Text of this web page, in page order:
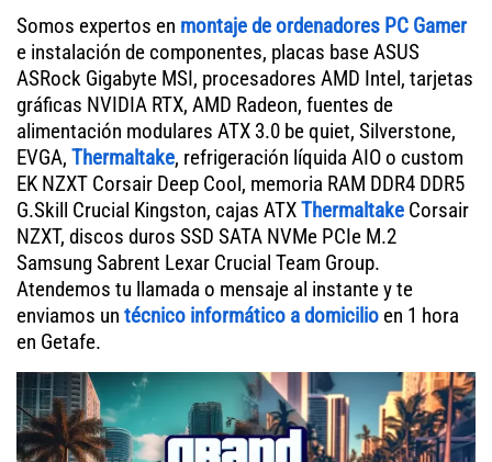
Somos expertos en montaje de ordenadores PC Gamer
e instalación de componentes, placas base ASUS
ASRock Gigabyte MSI, procesadores AMD Intel, tarjetas
gráficas NVIDIA RTX, AMD Radeon, fuentes de
alimentación modulares ATX 3.0 be quiet, Silverstone,
EVGA, Thermaltake, refrigeración líquida AIO o custom
EK NZXT Corsair Deep Cool, memoria RAM DDR4 DDR5
G.Skill Crucial Kingston, cajas ATXThermaltake Corsair
NZXT, discos duros SSD SATA NVMe PCIe M.2
Samsung Sabrent Lexar Crucial Team Group.
Atendemos tu llamada o mensaje al instante y te
enviamos un técnico informático a domicilio en 1 hora
en Getafe.